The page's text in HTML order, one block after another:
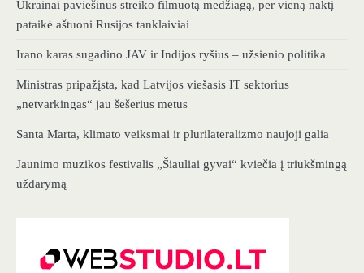
Ukrainai paviešinus streiko filmuotą medžiagą, per vieną naktį
pataikė aštuoni Rusijos tanklaiviai
Irano karas sugadino JAV ir Indijos ryšius – užsienio politika
Ministras pripažįsta, kad Latvijos viešasis IT sektorius
„netvarkingas“ jau šešerius metus
Santa Marta, klimato veiksmai ir plurilateralizmo naujoji galia
Jaunimo muzikos festivalis „Šiauliai gyvai“ kviečia į triukšmingą
uždarymą